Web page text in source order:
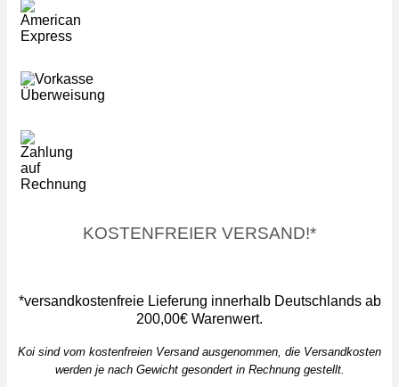
KOSTENFREIER VERSAND!*
*versandkostenfreie Lieferung innerhalb Deutschlands ab
200,00€ Warenwert.
Koi sind vom kostenfreien Versand ausgenommen, die Versandkosten
werden je nach Gewicht gesondert in Rechnung gestellt.